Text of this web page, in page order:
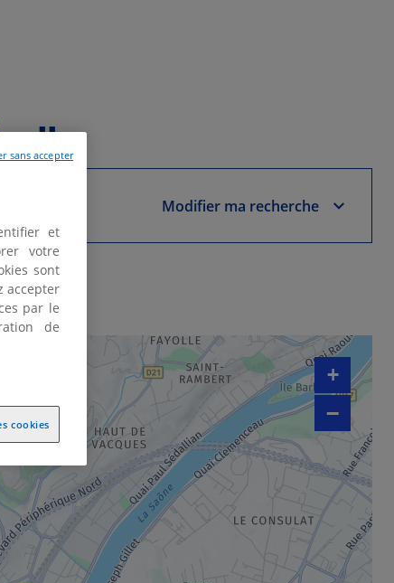
Modifier ma recherche
+
−
et
votre
sont
accepter
par le
de
cookies
sans accepter